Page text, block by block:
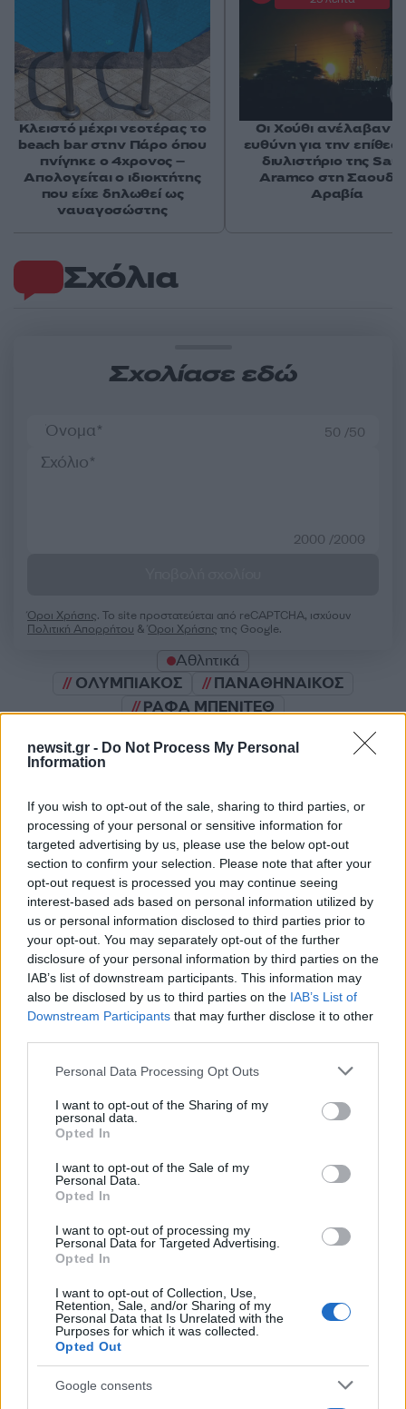
newsit.gr - Do Not Process My Personal
Information
If you wish to opt-out of the sale, sharing to third parties, or
processing of your personal or sensitive information for
targeted advertising by us, please use the below opt-out
section to confirm your selection. Please note that after your
opt-out request is processed you may continue seeing
interest-based ads based on personal information utilized by
us or personal information disclosed to third parties prior to
your opt-out. You may separately opt-out of the further
disclosure of your personal information by third parties on the
IAB’s list of downstream participants. This information may
also be disclosed by us to third parties on the IAB’s List of
Downstream Participants that may further disclose it to other
Please note that this website/app uses one or more Google
not limited to your visit or usage behaviour. You may click to
grant or deny consent to Google and its third-party tags to
use your data for below specified purposes in below Google
consent section.
Personal Data Processing Opt Outs
I want to opt-out of the Sharing of my
personal data.
Opted In
I want to opt-out of the Sale of my
Personal Data.
Opted In
I want to opt-out of processing my
Personal Data for Targeted Advertising.
Opted In
I want to opt-out of Collection, Use,
Retention, Sale, and/or Sharing of my
Personal Data that Is Unrelated with the
Purposes for which it was collected.
Opted Out
Google consents
Σχόλια
Σχολίασε εδώ
50 /50
2000 /2000
Όροι Χρήσης. Το site προστατεύεται από reCAPTCHA, ισχύουν
Πολιτική Απορρήτου &Όροι Χρήσης της Google.
Αθλητικά
ΟΛΥΜΠΙΑΚΟΣ
ΠΑΝΑΘΗΝΑΙΚΟΣ
ΡΑΦΑ ΜΠΕΝΙΤΕΘ
Share:
ενημερωθείτε πρώτοι για όλη την ειδησεογραφία και τα
τελευταία νέατης ημέρας
Κλειστό μέχρι νεοτέρας το
beach bar στην Πάρο όπου
πνίγηκε ο 4χρονος –
Απολογείται ο ιδιοκτήτης
που είχε δηλωθεί ως
ναυαγοσώστης
Οι Χούθι ανέλαβαν
ευθύνη για την
διυλιστήριο της
Aramco στη
Αραβία
Πιο δημοφιλή
1 Κωνσταντίνος Αργυρός και Αλεξάνδρα
Νίκα κάνουν διακοπές με πολυτελές γιοτ
με τα δύο παιδιά τους
2Η Άννα Βίσση ξετρελάθηκε με μπάντα που
πρότεινε συνεργασία
Θρήνος για τον Λιονέλ Μέσι – Πέθανε ο
πατέρας του, Χόρχε
Ελίζαμπεθ Ελέτσι και Νεκτάριος Λεμονίδης
πήγαν στον Άγιο Νεκτάριο Βούλας για να
πάρουν την ευχή για τον γιο τους
Ηφαίστειο Σαντορίνης: Ένας 15χρονος που
δεν πρόλαβε να ξεφύγει από το τσουνάμι
μπορεί να αλλάξει τη χρονολογία της
προϊστορικής έκρηξης
Πιο σχολιασμένα
Βγήκαν ξανά τα μαχαίρια στην Ελπίδα
για τη Δημοκρατία: «Καρυστιανού,
Γρατσία και Γαλανός μετέτρεψαν το